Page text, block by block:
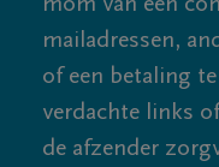
mom van een
mailadressen,
of een betaling
verdachte links
de afzender